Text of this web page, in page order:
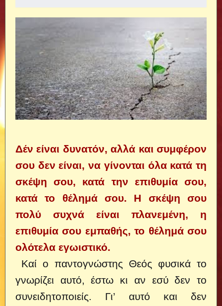
Δέν είναι δυνατόν, αλλά και συμφέρον
σου δεν είναι, να γίνονται όλα κατά τη
σκέψη σου, κατά την επιθυμία σου,
κατά το θέλημά σου. Η σκέψη σου
πολύ συχνά είναι πλανεμένη, η
επιθυμία σου εμπαθής, το θέλημά σου
ολότελα εγωιστικό.
Καί ο παντογνώστης Θεός φυσικά το
γνωρίζει αυτό, έστω κι αν εσύ δεν το
συνειδητοποιείς. Γι’ αυτό και δεν